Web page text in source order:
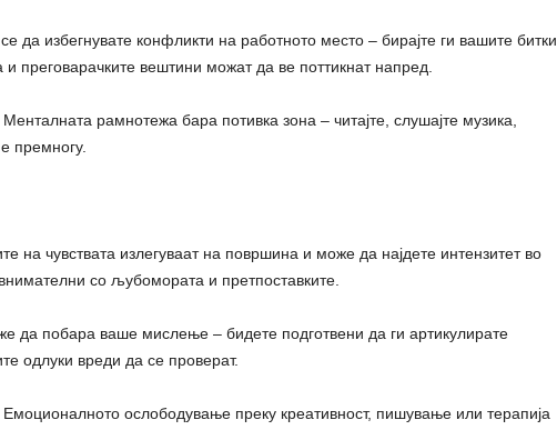
да избегнувате конфликти на работното место – бирајте ги вашите битки
преговарачките вештини можат да ве поттикнат напред.
рамнотежа бара потивка зона – читајте, слушајте музика,
премногу.
на чувствата излегуваат на површина и може да најдете интензитет во
со љубомората и претпоставките.
да побара ваше мислење – бидете подготвени да ги артикулирате
одлуки вреди да се проверат.
ослободување преку креативност, пишување или терапија